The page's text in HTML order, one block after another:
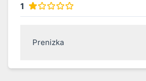
1
Prenizka